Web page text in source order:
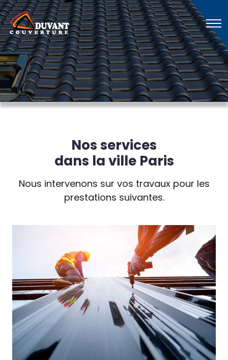
Nos services
dans la ville Paris
Nous intervenons sur vos travaux pour les
prestations suivantes.